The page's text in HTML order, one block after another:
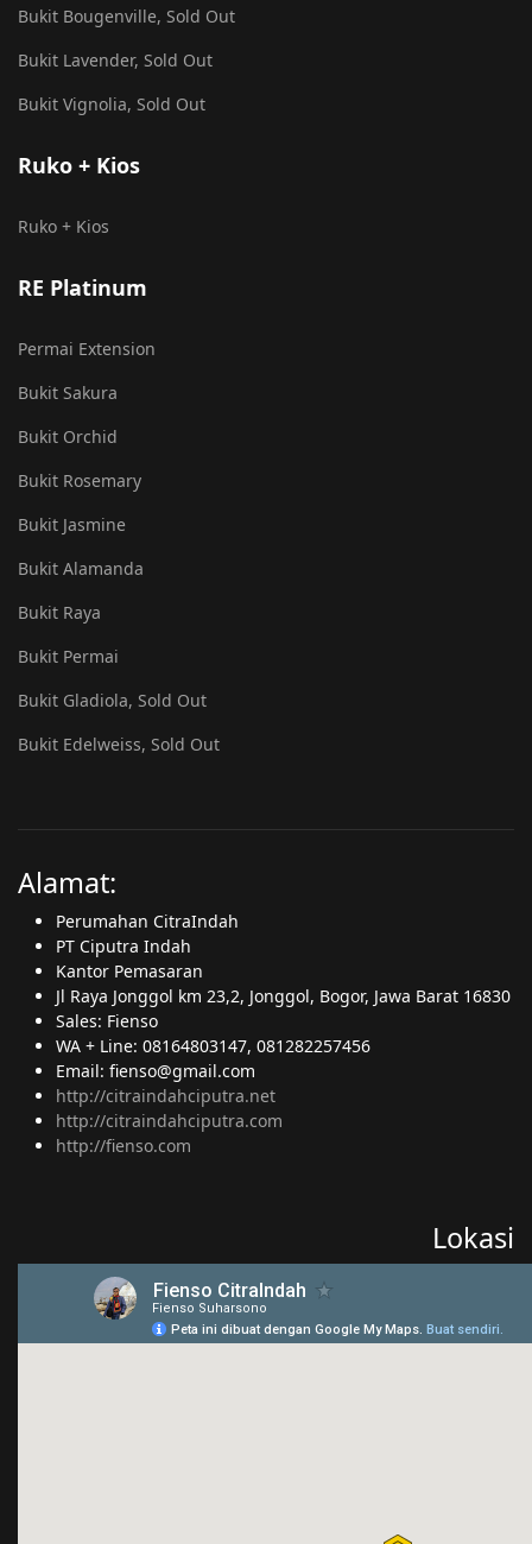
Bukit Bougenville, Sold Out
Bukit Lavender, Sold Out
Bukit Vignolia, Sold Out
Ruko + Kios
Ruko + Kios
RE Platinum
Permai Extension
Bukit Sakura
Bukit Orchid
Bukit Rosemary
Bukit Jasmine
Bukit Alamanda
Bukit Raya
Bukit Permai
Bukit Gladiola, Sold Out
Bukit Edelweiss, Sold Out
Alamat:
Perumahan CitraIndah
PT Ciputra Indah
Kantor Pemasaran
Jl Raya Jonggol km 23,2, Jonggol, Bogor, Jawa Barat 16830
Sales: Fienso
WA + Line: 08164803147, 081282257456
Email: fienso@gmail.com
http://citraindahciputra.net
http://citraindahciputra.com
http://fienso.com
Lokasi